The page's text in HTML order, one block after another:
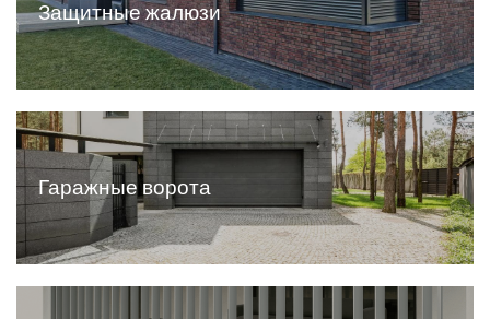
Все жалюзи
Защитные жалюзи
Гаражные ворота